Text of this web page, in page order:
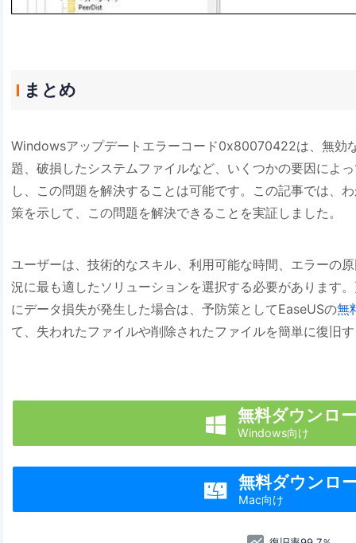
まとめ
Windowsアップデートエラーコード0x80070422は、無効
題、破損したシステムファイルなど、いくつかの要因によ
し、この問題を解決することは可能です。この記事では、
策を示して、この問題を解決できることを実証しました。
ユーザーは、技術的なスキル、利用可能な時間、エラーの
況に最も適したソリューションを選択する必要があります
にデータ損失が発生した場合は、予防策としてEaseUSの無
て、失われたファイルや削除されたファイルを簡単に復旧
 無料ダウンロ
Windows向け
 無料ダウンロ
Mac向け